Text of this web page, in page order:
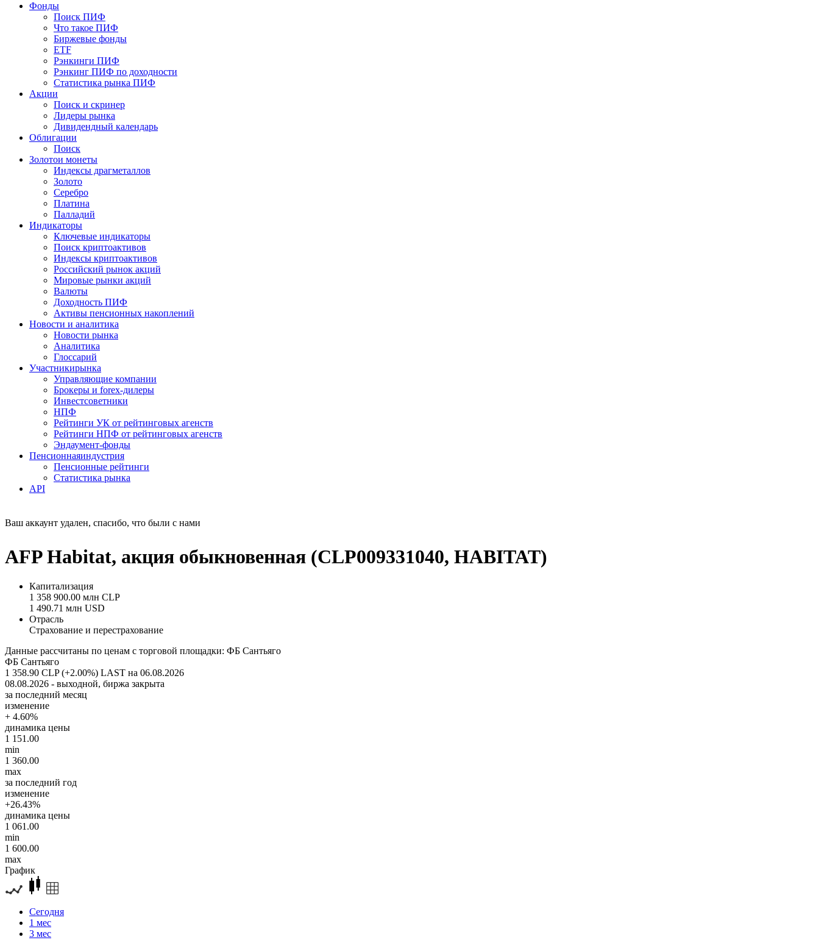
Фонды
Поиск ПИФ
Что такое ПИФ
Биржевые фонды
ETF
Рэнкинги ПИФ
Рэнкинг ПИФ по доходности
Статистика рынка ПИФ
Акции
Поиск и скринер
Лидеры рынка
Дивидендный календарь
Облигации
Поиск
Золотои монеты
Индексы драгметаллов
Золото
Серебро
Платина
Палладий
Индикаторы
Ключевые индикаторы
Поиск криптоактивов
Индексы криптоактивов
Российский рынок акций
Мировые рынки акций
Валюты
Доходность ПИФ
Активы пенсионных накоплений
Новости и аналитика
Новости рынка
Аналитика
Глоссарий
Участникирынка
Управляющие компании
Брокеры и forex-дилеры
Инвестсоветники
НПФ
Рейтинги УК от рейтинговых агенств
Рейтинги НПФ от рейтинговых агенств
Эндаумент-фонды
Пенсионнаяиндустрия
Пенсионные рейтинги
Статистика рынка
API
Ваш аккаунт удален, спасибо, что были с нами
AFP Habitat, акция обыкновенная (CLP009331040, HABITAT)
Капитализация
1 358 900.00 млн CLP
1 490.71 млн USD
Отрасль
Страхование и перестрахование
Данные рассчитаны по ценам с торговой площадки: ФБ Сантьяго
ФБ Сантьяго
1 358.90 CLP (+2.00%) LAST на 06.08.2026
08.08.2026 - выходной, биржа закрыта
за последний месяц
изменение
+ 4.60%
динамика цены
1 151.00
min
1 360.00
max
за последний год
изменение
+26.43%
динамика цены
1 061.00
min
1 600.00
max
График
Сегодня
1 мес
3 мес